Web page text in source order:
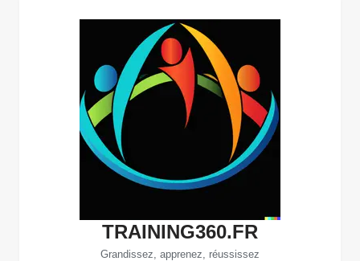
TRAINING360.FR
Grandissez, apprenez, réussissez